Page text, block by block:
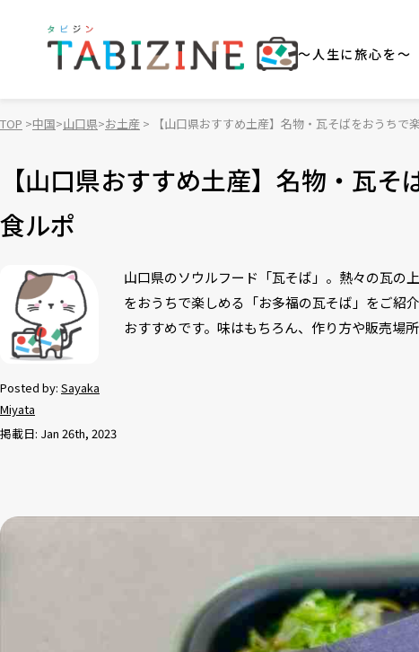
～人生に旅心を～
TOP 中国 山口県 お土産 【山口県おすすめ土産】名物・瓦そばをおうち
【山口県おすすめ土産】名物・瓦
食ルポ
Posted by: Sayaka
Miyata
掲載日: Jan 26th, 2023
山口県のソウルフード「瓦そば」。熱々の瓦の
をおうちで楽しめる「お多福の瓦そば」をご紹
おすすめです。味はもちろん、作り方や販売場